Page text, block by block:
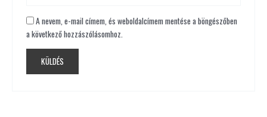
A nevem, e-mail címem, és weboldalcímem mentése a böngészőben
a következő hozzászólásomhoz.